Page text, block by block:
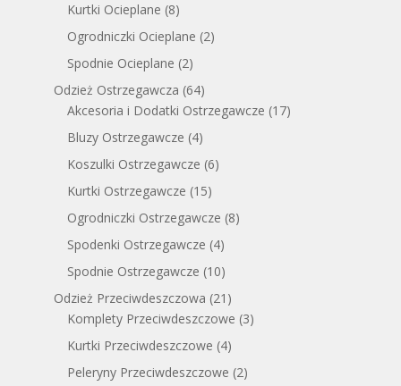
Kurtki Ocieplane (8)
Ogrodniczki Ocieplane (2)
Spodnie Ocieplane (2)
Odzież Ostrzegawcza (64)
Akcesoria i Dodatki Ostrzegawcze (17)
Bluzy Ostrzegawcze (4)
Koszulki Ostrzegawcze (6)
Kurtki Ostrzegawcze (15)
Ogrodniczki Ostrzegawcze (8)
Spodenki Ostrzegawcze (4)
Spodnie Ostrzegawcze (10)
Odzież Przeciwdeszczowa (21)
Komplety Przeciwdeszczowe (3)
Kurtki Przeciwdeszczowe (4)
Peleryny Przeciwdeszczowe (2)